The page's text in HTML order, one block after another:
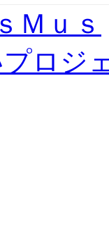
Ｍｕｓ
ロジ